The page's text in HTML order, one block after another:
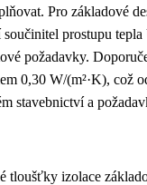
Pro základové
prostupu
požadavky.
0,30 W/(m²·K), což
stavebnictví a
tloušťky izolace